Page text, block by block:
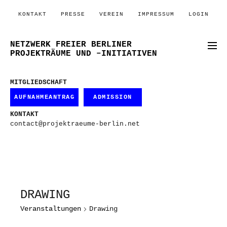
KONTAKT PRESSE VEREIN IMPRESSUM LOGIN
NETZWERK FREIER BERLINER
PROJEKTRÄUME UND –INITIATIVEN
MITGLIEDSCHAFT
AUFNAHMEANTRAG ADMISSION
KONTAKT
contact@projektraeume-berlin.net
DRAWING
Veranstaltungen Drawing